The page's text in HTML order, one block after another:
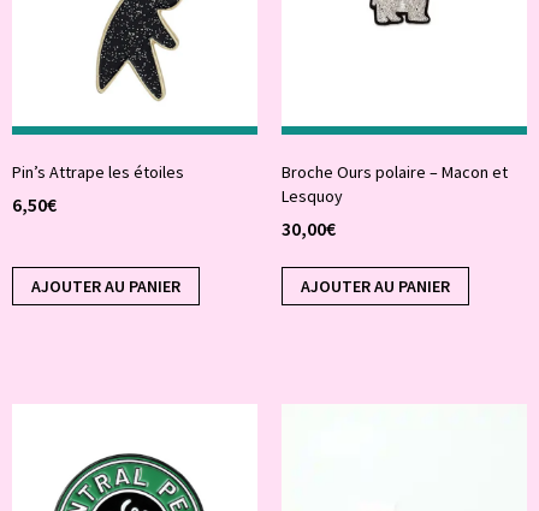
Pin’s Attrape les étoiles
6,50€
AJOUTER AU PANIER
Broche Ours polaire – Macon et
Lesquoy
30,00€
AJOUTER AU PANIER